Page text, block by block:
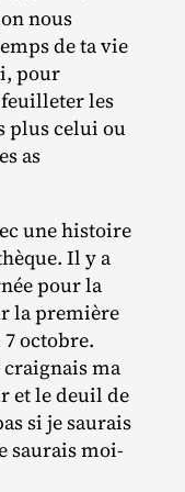
nous
de ta vie
pour
feuilleter les
plus celui ou
as
une histoire
Il y a
pour la
la première
octobre.
craignais ma
et le deuil de
si je saurais
saurais moi‐​